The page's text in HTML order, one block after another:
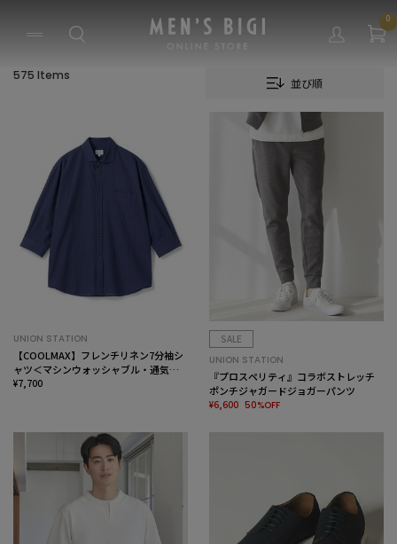
0
575 Items 並び順
UNION STATION
【COOLMAX】フレンチリネン7分袖シ
ャツ＜マシンウォッシャブル・通気性
＞
¥7,700
SALE
UNION STATION
『プロスペリティ』コラボストレッチ
ポンチジャガードジョガーパンツ
¥6,600 50%OFF